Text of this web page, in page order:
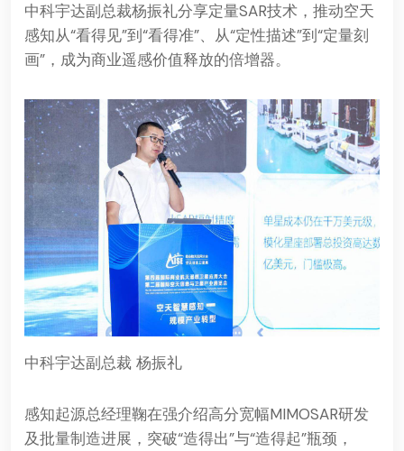
中科宇达副总裁杨振礼分享定量SAR技术，推动空天
感知从“看得见”到“看得准”、从“定性描述”到“定量刻
画”，成为商业遥感价值释放的倍增器。
中科宇达副总裁 杨振礼
感知起源总经理鞠在强介绍高分宽幅MIMOSAR研发
及批量制造进展，突破“造得出”与“造得起”瓶颈，